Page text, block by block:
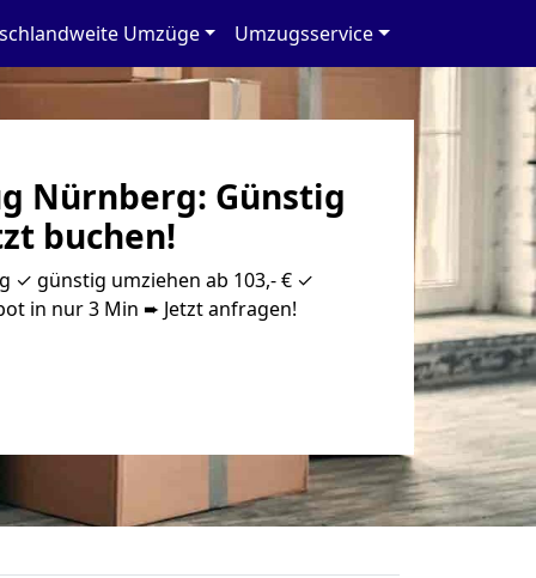
Umzüge Umzugsservice
Nürnberg: Günstig
buchen!
✓ günstig umziehen ab 103,- € ✓
in nur 3 Min ➨ Jetzt anfragen!